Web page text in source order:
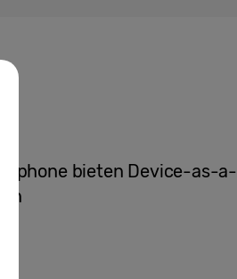
bieten Device-as-a-